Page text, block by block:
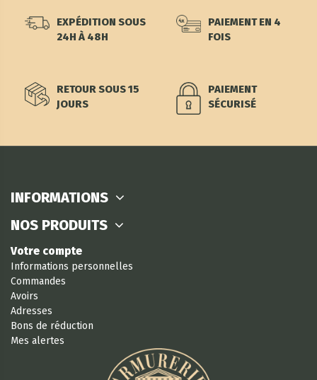
EXPÉDITION SOUS
24H À 48H
PAIEMENT EN 4
FOIS
RETOUR SOUS 15
JOURS
PAIEMENT
SÉCURISÉ
INFORMATIONS
NOS PRODUITS
Votre compte
Informations personnelles
Commandes
Avoirs
Adresses
Bons de réduction
Mes alertes